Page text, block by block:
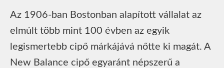
Az 1906-ban Bostonban alapított vállalat az
elmúlt több mint 100 évben az egyik
legismertebb cipő márkájává nőtte ki magát. A
New Balance cipő egyaránt népszerű a